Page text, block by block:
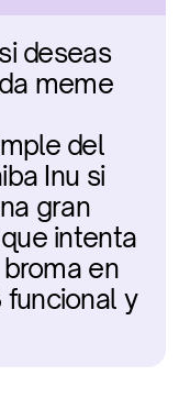
deseas
meme
del
Inu si
gran
intenta
en
y